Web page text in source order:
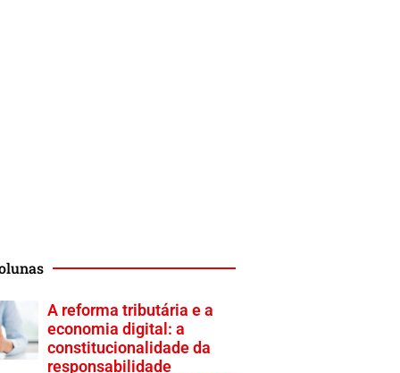
A reforma tributária e a
economia digital: a
constitucionalidade da
responsabilidade